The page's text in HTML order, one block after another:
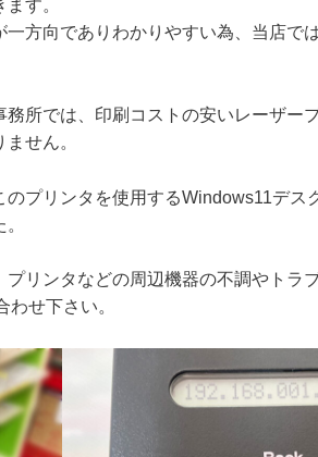
す。
方向でありわかりやすい為、当店で
所では、印刷コストの安いレーザー
せん。
プリンタを使用するWindows11デス
リンタなどの周辺機器の不調やトラ
せ下さい。